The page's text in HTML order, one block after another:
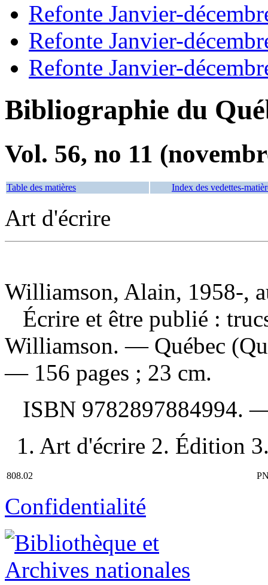
Refonte Janvier-
Refonte Janvier-
Refonte Janvier-
Bibliographie du
Vol. 56, no 11
Table des matières Index des vedettes-
Art d'écrire
Williamson, Alain, 1958-,
Écrire et être publié :
Williamson. — Québec
— 156 pages ; 23 cm.
ISBN 9782897884994.
1. Art d'écrire 2. Édition
808.02
Confidentialité